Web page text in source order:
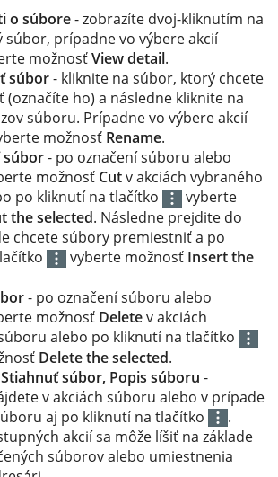
o súbore- zobrazíte dvoj-kliknutím na
súbor, prípadne vo výbere akcií
možnosťView detail.
súbor- kliknite na súbor, ktorý chcete
(označíte ho) a následne kliknite na
súboru. Prípadne vo výbere akcií
možnosť Rename.
súbor- po označení súboru alebo
možnosť Cutv akciách vybraného
po kliknutí na tlačítko
vyberte
the selected. Následne prejdite do
chcete súbory premiestniť a po
vyberte možnosť Insert the
- po označení súboru alebo
možnosť Deletev akciách
alebo po kliknutí na tlačítko
Delete the selected.
súbor, Popis súboru -
v akciách súboru alebo v prípade
aj po kliknutí na tlačítko
.
akcií sa môže líšiť na základe
súborov alebo umiestnenia